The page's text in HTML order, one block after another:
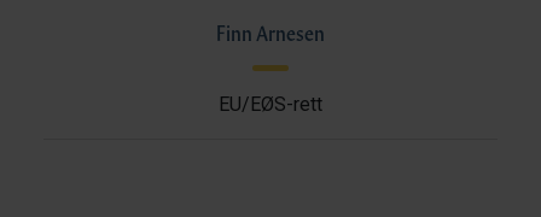
Finn Arnesen
EU/EØS-rett